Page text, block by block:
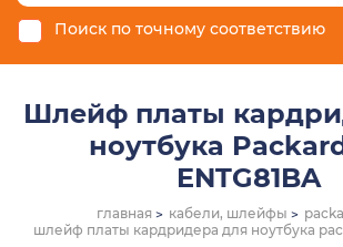
Поиск по точному соответствию
Шлейф платы
ноутбука
ENTG81BA
главная кабели, шлейфы
шлейф платы кардридера для ноутбука